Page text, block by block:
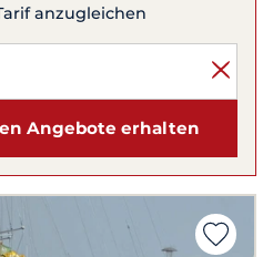
anzugleichen
Angebote erhalten